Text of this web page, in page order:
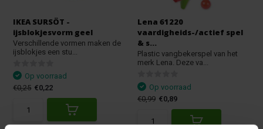
IKEA SURSÖT -
ijsblokjesvorm geel
Verschillende vormen maken de
ijsblokjes een stu...
Op voorraad
€0,25 €0,22
Lena 61220
vaardigheids-/actief spel
& s...
Plastic vangbekerspel van het
merk Lena. Deze va...
Op voorraad
€0,99 €0,89